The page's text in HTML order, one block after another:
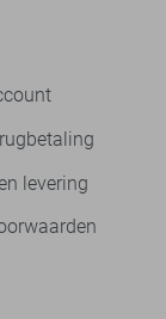
levering